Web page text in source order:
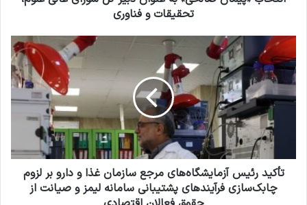
ن
ی
د
ص
ا
ل
ح
ی
ع
تحقیقات و فناوری
ت
أ
ک
ی
د
س
تأکید رئیس آزمایشگاه‌های مرجع سازمان غذا و دارو بر لزوم
چابک‌سازی فرآیندهای پشتیبانی سامانه لیمز و صیانت از